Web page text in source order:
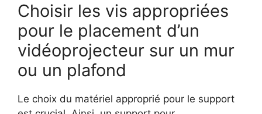
Choisir les vis appropriées
pour le placement d’un
vidéoprojecteur sur un mur
ou un plafond
Le choix du matériel approprié pour le support